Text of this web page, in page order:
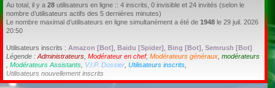
Au total, il y a 28 utilisateurs en ligne :: 4 inscrits, 0 invisible et 24 invités (selon le
nombre d’utilisateurs actifs des 5 dernières minutes)
Le nombre maximal d’utilisateurs en ligne simultanément a été de 1948 le 29 juil. 2026
20:50
Utilisateurs inscrits : Amazon [Bot] Baidu [Spider] Bing [Bot] Semrush [Bot]
Légende : Administrateurs Modérateur en chef, Modérateurs généraux modérateurs
Modérateurs Assistants V.I.P. Dossier Utilisateurs inscrits
Utilisateurs nouvellement inscrits